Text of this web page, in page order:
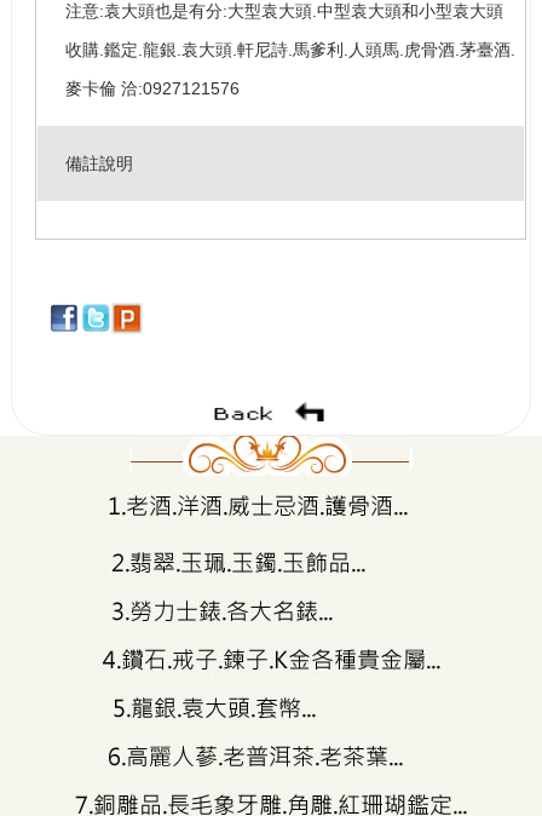
注意:袁大頭也是有分:大型袁大頭.中型袁大頭和小型袁大頭
收購.鑑定.龍銀.袁大頭.軒尼詩.馬爹利.人頭馬.虎骨酒.茅臺酒.
麥卡倫 洽:0927121576
備註說明